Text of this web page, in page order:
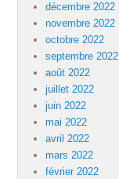
décembre 2022
novembre 2022
octobre 2022
septembre 2022
août 2022
juillet 2022
juin 2022
mai 2022
avril 2022
mars 2022
février 2022